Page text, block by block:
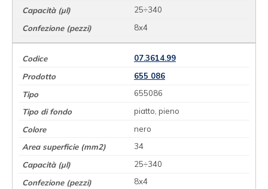
25÷340
8x4
07.3614.99
655 086
655086
piatto, pieno
nero
34
25÷340
8x4